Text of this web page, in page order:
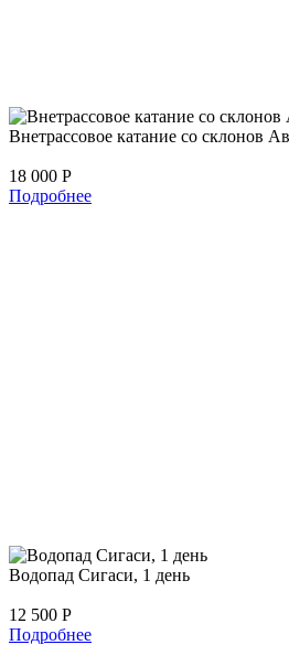
Внетрассовое катание со склонов
18 000 Р
Подробнее
Водопад Сигаси, 1 день
12 500 Р
Подробнее